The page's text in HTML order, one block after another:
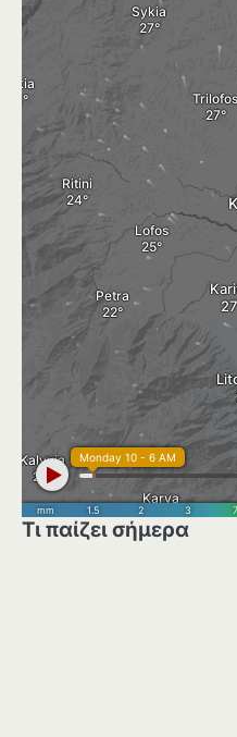
Τι παίζει σήμερα